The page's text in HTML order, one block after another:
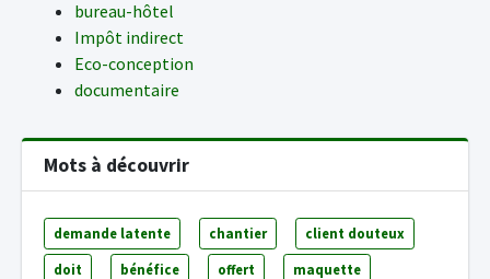
bureau-hôtel
Impôt indirect
Eco-conception
documentaire
Mots à découvrir
demande latente chantier client douteux
doit bénéfice offert maquette